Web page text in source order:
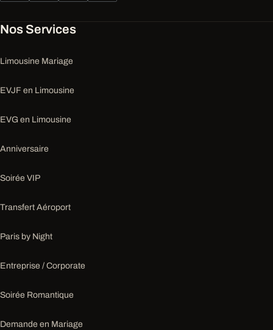
Nos Services
Limousine Mariage
EVJF en Limousine
EVG en Limousine
Anniversaire
Soirée VIP
Transfert Aéroport
Paris by Night
Entreprise / Corporate
Soirée Romantique
Demande en Mariage